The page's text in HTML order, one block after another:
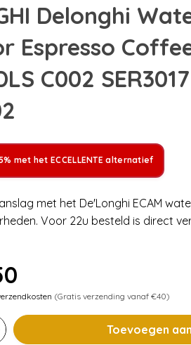
Delonghi
Espresso
C002 SER3017
met het ECCELLENTE alternatief
met het De'Longhi ECAM
Voor 22u besteld is direct
(Gratis verzending vanaf €40)
Toevoegen